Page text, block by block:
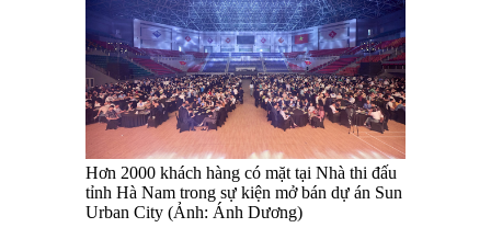
Hơn 2000 khách hàng có mặt tại Nhà thi đấu
tỉnh Hà Nam trong sự kiện mở bán dự án Sun
Urban City (Ảnh: Ánh Dương)